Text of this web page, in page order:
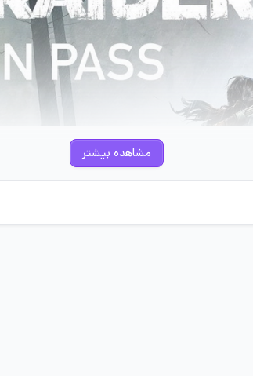
و شجاع که مطمئناً شما با او ارتباط خوبی برقرار
مشاهده بیشتر